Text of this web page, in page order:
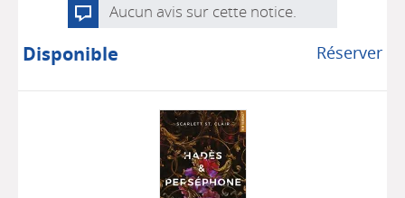
Aucun avis sur cette notice.
Réserver
Disponible